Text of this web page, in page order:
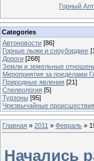
Горный
Categories
Автоновости [86]
Горные лыжи и сноубординг
Дороги [268]
Земли и земельные
Мероприятия за пределами
Природные явления [21]
Спелеология [5]
Турзоны [95]
Чрезвычайные происшествия
Главная » 2011 » Февраль »
Начались